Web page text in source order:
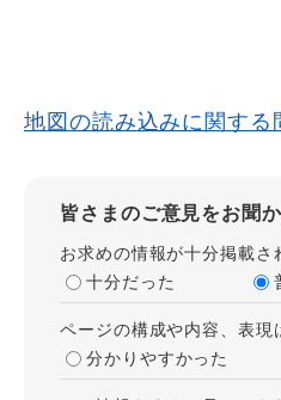
地図の読み込みに関する
皆さまのご意見をお聞
お求めの情報が十分掲載さ
十分だった
ページの構成や内容、表現
分かりやすかった